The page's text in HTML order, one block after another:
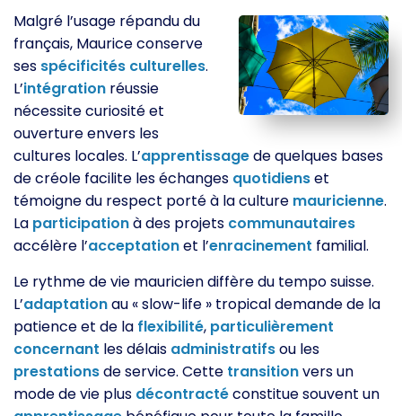
Malgré l’usage répandu du
français, Maurice conserve
ses spécificités culturelles.
L’intégration réussie
nécessite curiosité et
ouverture envers les
cultures locales. L’apprentissagede quelques bases
de créole facilite les échanges quotidienset
témoigne du respect porté à la culture mauricienne.
La participationà des projets communautaires
accélère l’acceptationet l’enracinement familial.
Le rythme de vie mauricien diffère du tempo suisse.
L’adaptationau « slow-life » tropical demande de la
patience et de la flexibilité, particulièrement
concernant les délais administratifsou les
prestationsde service. Cette transitionvers un
mode de vie plus décontractéconstitue souvent un